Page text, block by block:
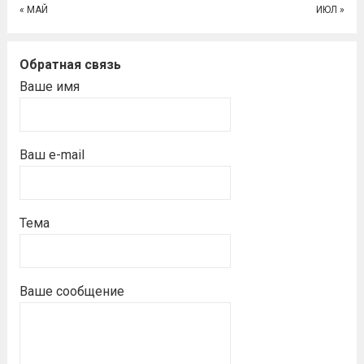
« МАЙ ИЮЛ »
Обратная связь
Ваше имя
Ваш e-mail
Тема
Ваше сообщение